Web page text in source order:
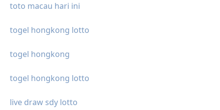
toto macau hari ini
togel hongkong lotto
togel hongkong
togel hongkong lotto
live draw sdy lotto